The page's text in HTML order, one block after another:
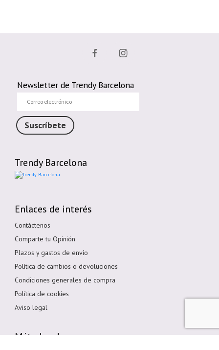
Newsletter de Trendy Barcelona
electrónico
Suscríbete
Trendy Barcelona
Enlaces de interés
Contáctenos
Comparte tu Opinión
Plazos y gastos de envío
Política de cambios o devoluciones
Condiciones generales de compra
Política de cookies
Aviso legal
Métodos de pago